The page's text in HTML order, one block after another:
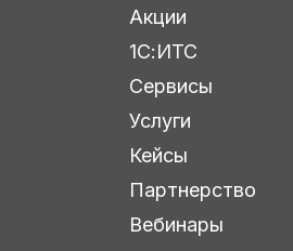
Акции
1С:ИТС
Сервисы
Услуги
Кейсы
Партнерство
Вебинары